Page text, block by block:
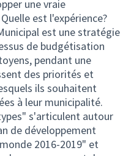
une vraie
est l'expérience?
est une stratégie
de budgétisation
pendant une
des priorités et
ils souhaitent
à leur municipalité.
s'articulent autour
de développement
2016-2019" et